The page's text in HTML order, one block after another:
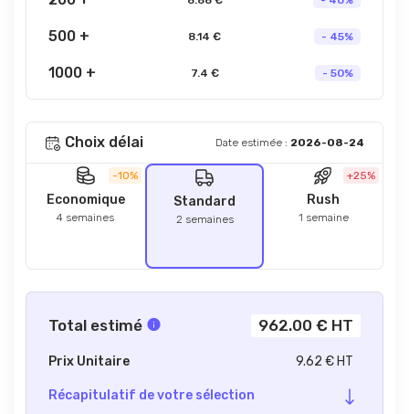
500 + 8.14 € - 45%
1000 + 7.4 € - 50%
Choix délai Date estimée : 2026-08-24
-10%
Economique
4 semaines
Standard
2 semaines
+25%
Rush
1 semaine
Total estimé 962.00 € HT
Prix Unitaire 9.62 € HT
Récapitulatif de votre sélection